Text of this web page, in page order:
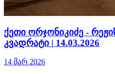
ქეთი ორჯონიკიძე -
კვადრატი | 14.03.2026
14 მარ 2026